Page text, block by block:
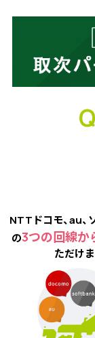
NTTドコモ、au、
の3つの回線か
ただけ